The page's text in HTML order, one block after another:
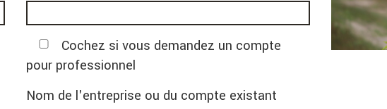
Cochez si vous demandez un compte
pour professionnel
Nom de l'entreprise ou du compte existant